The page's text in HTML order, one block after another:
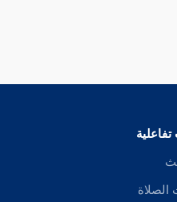
الصلاة